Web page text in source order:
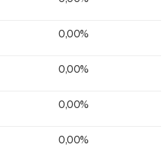
0,00%
0,00%
0,00%
0,00%